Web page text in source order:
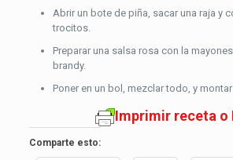
Abrir un bote de piña, sacar una raja y
trocitos.
Preparar una salsa rosa con la
brandy.
Poner en un bol, mezclar todo, y
Imprimir receta o
Comparte esto: